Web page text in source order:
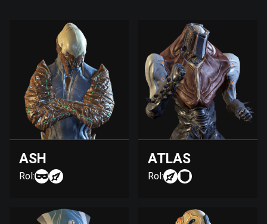
ASH
Rol:
ATLAS
Rol: